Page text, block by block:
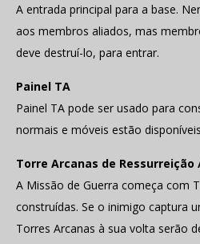
A entrada principal para a base.
aos membros aliados, mas
deve destruí-lo, para entrar.
Painel TA
Painel TA pode ser usado para
normais e móveis estão
Torre Arcanas de
A Missão de Guerra começa com
construídas. Se o inimigo captura
Torres Arcanas à sua volta serão